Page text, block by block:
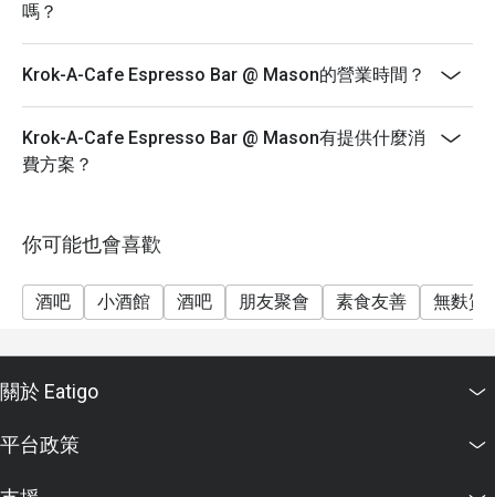
嗎？
Krok-A-Cafe Espresso Bar @ Mason的營業時間？
Krok-A-Cafe Espresso Bar @ Mason有提供什麼消
費方案？
你可能也會喜歡
酒吧 小酒館 酒吧 朋友聚會 素食友善 無麩質
關於 Eatigo
平台政策